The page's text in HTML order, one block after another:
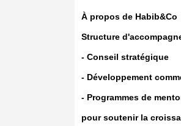
À propos de Habib&Co
Structure
- Conseil stratégique
- Développement
- Programmes de
pour soutenir la